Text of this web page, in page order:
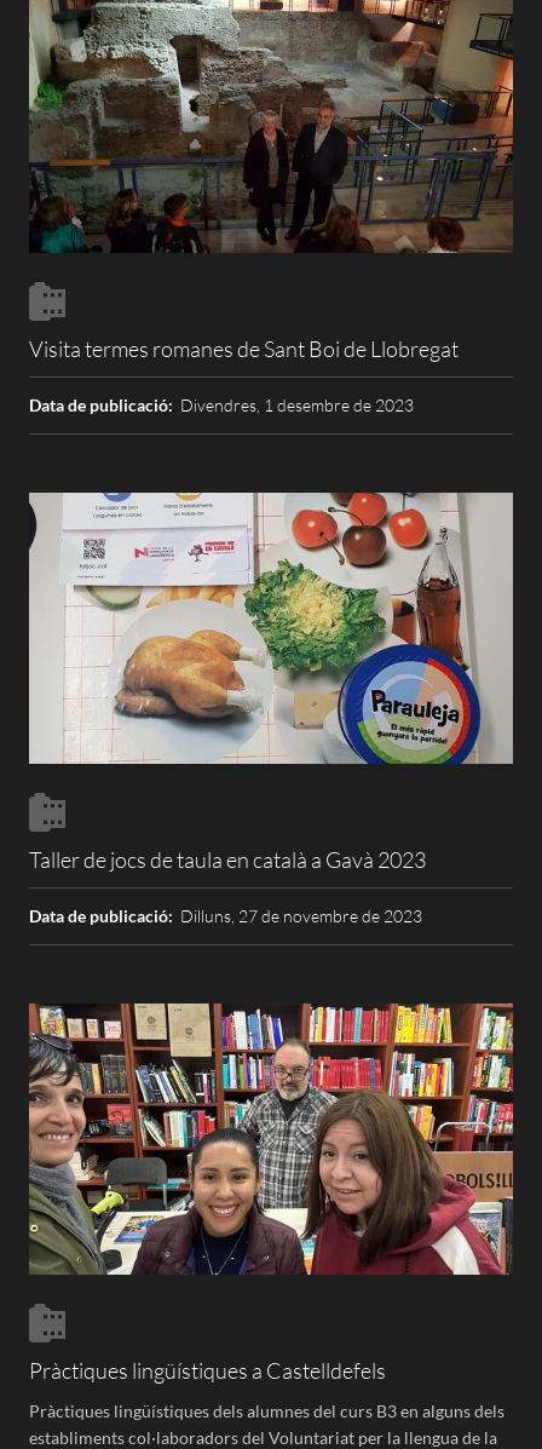
Visita termes romanes de Sant Boi de Llobregat
Data de publicació: Divendres, 1 desembre de 2023
Taller de jocs de taula en català a Gavà 2023
Data de publicació: Dilluns, 27 de novembre de 2023
Pràctiques lingüístiques a Castelldefels
Pràctiques lingüístiques dels alumnes del curs B3 en alguns dels
establiments col·laboradors del Voluntariat per la llengua de la